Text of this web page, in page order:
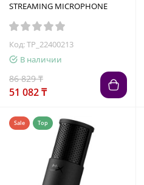
STREAMING MICROPHONE
Код: TP_22400213
В наличии
86 829 ₸
51 082 ₸
Sale Top